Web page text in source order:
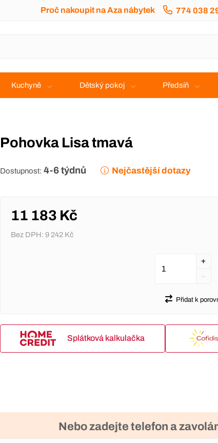
Proč nakoupit na Aza nábytek 774 038
Kuchyně Dětský pokoj Předsíň
Pohovka Lisa tmavá
Dostupnost: 4-6 týdnů Nejčastější dotazy
11 183 Kč
Bez DPH: 9 242 Kč
Přidat k
Splátková kalkulačka
Nebo zadejte telefon a